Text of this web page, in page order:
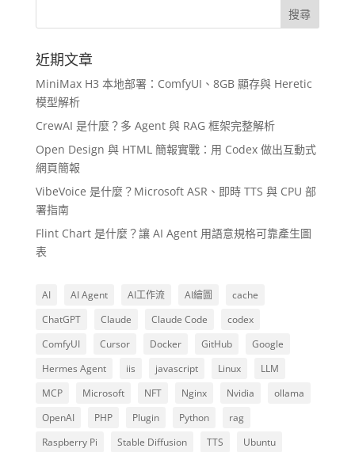
近期文章
MiniMax H3 本地部署：ComfyUI、8GB 顯存與 Heretic
模型解析
CrewAI 是什麼？多 Agent 與 RAG 框架完整解析
Open Design 與 HTML 簡報實戰：用 Codex 做出互動式
網頁簡報
VibeVoice 是什麼？Microsoft ASR、即時 TTS 與 CPU 部
署指南
Flint Chart 是什麼？讓 AI Agent 用語意規格可靠產生圖
表
AI AI Agent AI工作流 AI繪圖
cache
ChatGPT
Claude Claude Code
codex
ComfyUI
Cursor Docker GitHub
Google
Hermes Agent
iis javascript Linux
LLM
MCP
Microsoft NFT Nginx Nvidia
ollama
OpenAI
PHP Plugin Python
rag
Raspberry Pi
Stable Diffusion TTS
Ubuntu